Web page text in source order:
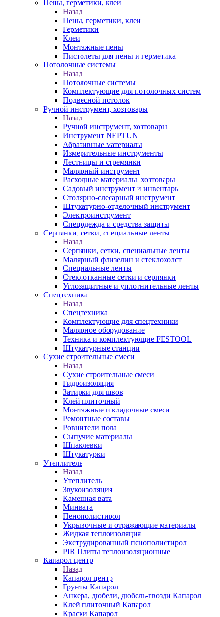
Пены, герметики, клеи
Назад
Пены, герметики, клеи
Герметики
Клеи
Монтажные пены
Пистолеты для пены и герметика
Потолочные системы
Назад
Потолочные системы
Комплектующие для потолочных систем
Подвесной потолок
Ручной инструмент, хозтовары
Назад
Ручной инструмент, хозтовары
Инструмент NEPTUN
Абразивные материалы
Измерительные инструменты
Лестницы и стремянки
Малярный инструмент
Расходные материалы, хозтовары
Садовый инструмент и инвентарь
Столярно-слесарный инструмент
Штукатурно-отделочный инструмент
Электроинструмент
Спецодежда и средства защиты
Серпянки, сетки, специальные ленты
Назад
Серпянки, сетки, специальные ленты
Малярный флизелин и стеклохолст
Специальные ленты
Стеклотканные сетки и серпянки
Углозащитные и уплотнительные ленты
Спецтехника
Назад
Спецтехника
Комплектующие для спецтехники
Малярное оборудование
Техника и комплектующие FESTOOL
Штукатурные станции
Сухие строительные смеси
Назад
Сухие строительные смеси
Гидроизоляция
Затирки для швов
Клей плиточный
Монтажные и кладочные смеси
Ремонтные составы
Ровнители пола
Сыпучие материалы
Шпаклевки
Штукатурки
Утеплитель
Назад
Утеплитель
Звукоизоляция
Каменная вата
Минвата
Пенополистирол
Укрывочные и отражающие материалы
Жидкая теплоизоляция
Экструдированный пенополистирол
PIR Плиты теплоизоляционные
Капарол центр
Назад
Капарол центр
Грунты Капарол
Анкера, дюбели, дюбель-гвозди Капарол
Клей плиточный Капарол
Краски Капарол